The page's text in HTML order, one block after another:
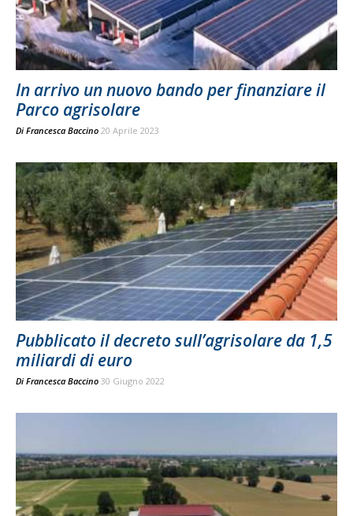
In arrivo un nuovo bando per finanziare il
Parco agrisolare
Di Francesca Baccino 20 Aprile 2023
Pubblicato il decreto sull’agrisolare da 1,5
miliardi di euro
Di Francesca Baccino 30 Giugno 2022